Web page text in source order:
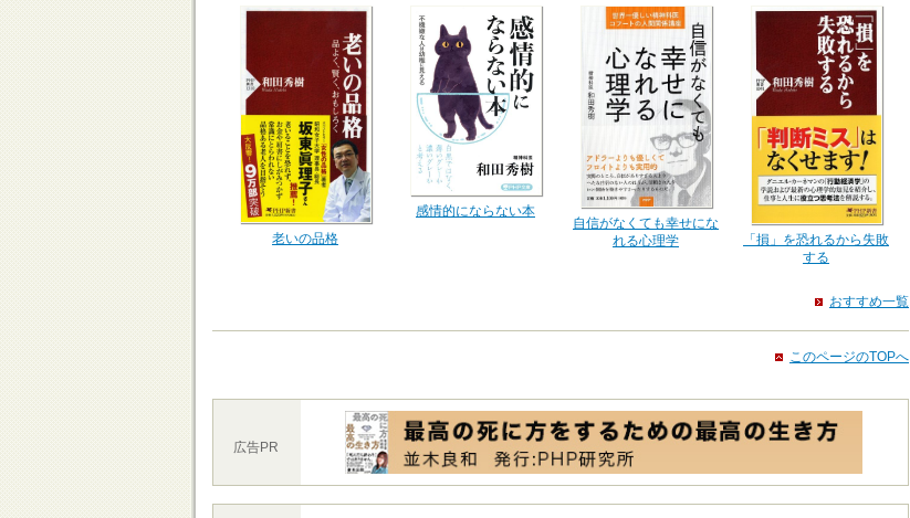
老いの品格
感情的にならない本
自信がなくても幸せにな
れる心理学
「損」を恐れるから失敗
する
おすすめ一覧
このページのTOPへ
広告PR